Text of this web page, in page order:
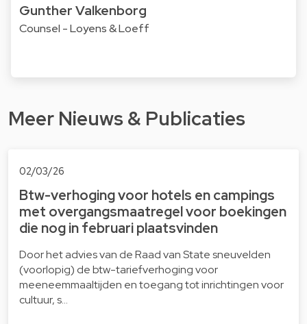
Gunther Valkenborg
Counsel - Loyens & Loeff
Meer Nieuws & Publicaties
02/03/26
Btw-verhoging voor hotels en campings
met overgangsmaatregel voor boekingen
die nog in februari plaatsvinden
Door het advies van de Raad van State sneuvelden
(voorlopig) de btw-tariefverhoging voor
meeneemmaaltijden en toegang tot inrichtingen voor
cultuur, s…